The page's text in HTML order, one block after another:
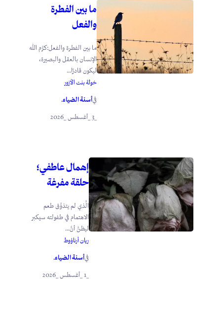
ما بين الفطرة
والفعل
ما بين الفطرة والفعل:كرَّم الله
الإنسان بالعقل والبصيرة،
ليكون قادرًا...
خولة بنت الأزور
فيأسنة الضياء.
إهمال عاطفي؛
حلقة مفرغة
الَّذي لم يتذوَّق طعم
الاهتمام في طفولته سيكبر
ليظنَّ أنَّ...
ريان أرناؤوط
فيأسنة الضياء.
_1 _أغسطس _2026